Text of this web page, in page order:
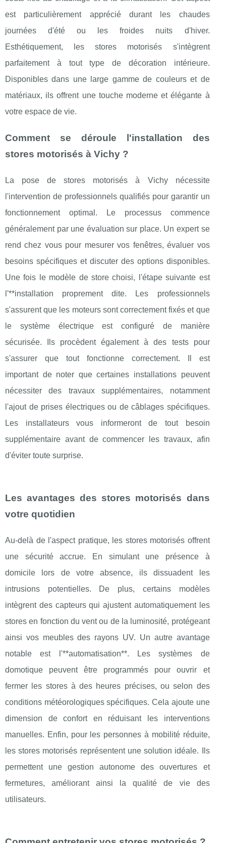
est particulièrement apprécié durant les chaudes
journées d'été ou les froides nuits d'hiver.
Esthétiquement, les stores motorisés s'intègrent
parfaitement à tout type de décoration intérieure.
Disponibles dans une large gamme de couleurs et de
matériaux, ils offrent une touche moderne et élégante à
votre espace de vie.
Comment se déroule l'installation des
stores motorisés à Vichy ?
La pose de stores motorisés à Vichy nécessite
l'intervention de professionnels qualifiés pour garantir un
fonctionnement optimal. Le processus commence
généralement par une évaluation sur place. Un expert se
rend chez vous pour mesurer vos fenêtres, évaluer vos
besoins spécifiques et discuter des options disponibles.
Une fois le modèle de store choisi, l'étape suivante est
l'**installation proprement dite. Les professionnels
s'assurent que les moteurs sont correctement fixés et que
le système électrique est configuré de manière
sécurisée. Ils procèdent également à des tests pour
s'assurer que tout fonctionne correctement. Il est
important de noter que certaines installations peuvent
nécessiter des travaux supplémentaires, notamment
l'ajout de prises électriques ou de câblages spécifiques.
Les installateurs vous informeront de tout besoin
supplémentaire avant de commencer les travaux, afin
d'éviter toute surprise.
Les avantages des stores motorisés dans
votre quotidien
Au-delà de l'aspect pratique, les stores motorisés offrent
une sécurité accrue. En simulant une présence à
domicile lors de votre absence, ils dissuadent les
intrusions potentielles. De plus, certains modèles
intègrent des capteurs qui ajustent automatiquement les
stores en fonction du vent ou de la luminosité, protégeant
ainsi vos meubles des rayons UV. Un autre avantage
notable est l'**automatisation**. Les systèmes de
domotique peuvent être programmés pour ouvrir et
fermer les stores à des heures précises, ou selon des
conditions météorologiques spécifiques. Cela ajoute une
dimension de confort en réduisant les interventions
manuelles. Enfin, pour les personnes à mobilité réduite,
les stores motorisés représentent une solution idéale. Ils
permettent une gestion autonome des ouvertures et
fermetures, améliorant ainsi la qualité de vie des
utilisateurs.